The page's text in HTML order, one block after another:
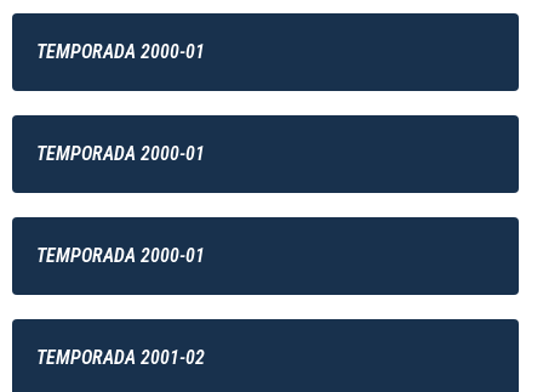
TEMPORADA 2000-01
TEMPORADA 2000-01
TEMPORADA 2000-01
TEMPORADA 2001-02